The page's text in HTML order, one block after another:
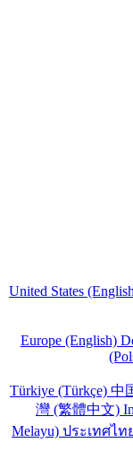
United States
Europe (English)
Türkiye (Türkçe) 中
灣 (繁體中文)
Melayu) ประเทศไท